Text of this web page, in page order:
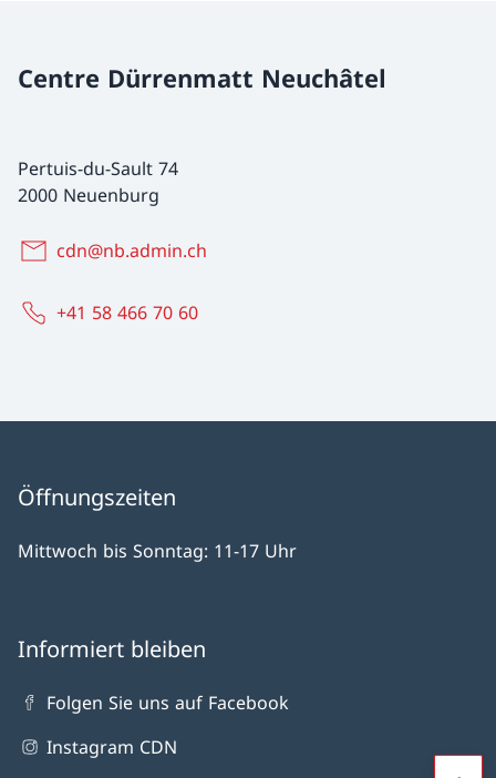
Centre Dürrenmatt Neuchâtel
Pertuis-du-Sault 74
2000 Neuenburg
cdn@nb.admin.ch
+41 58 466 70 60
Öffnungszeiten
Mittwoch bis Sonntag: 11-17 Uhr
Informiert bleiben
Folgen Sie uns auf Facebook
Instagram CDN